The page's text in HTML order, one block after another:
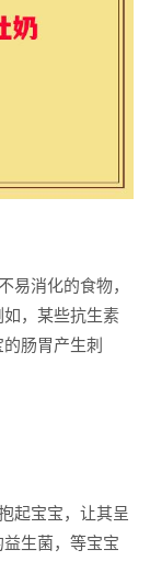
易消化的食物，
，某些抗生素
肠胃产生刺
起宝宝，让其呈
生菌，等宝宝